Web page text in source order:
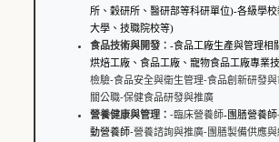
所、穀研所、醫研部等科研單位)-各級學校
大學、技職院校等)
食品技術與開發： -食品工廠生產與管理相
烘焙工廠、食品工廠、寵物食品工廠專業
檢驗-食品安全與衛生管理-食品創新研發
關公職-保健食品研發與推廣
營養健康與管理： -臨床營養師-團膳營養師
動營養師-營養諮詢與推廣-團膳製備供應